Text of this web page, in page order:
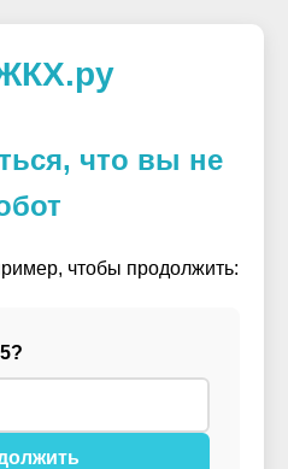
что вы не
чтобы продолжить: